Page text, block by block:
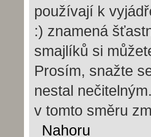
používají k
:) znamená
smajlíků si
Prosím, snažte
nestal
v tomto směru
Nahoru